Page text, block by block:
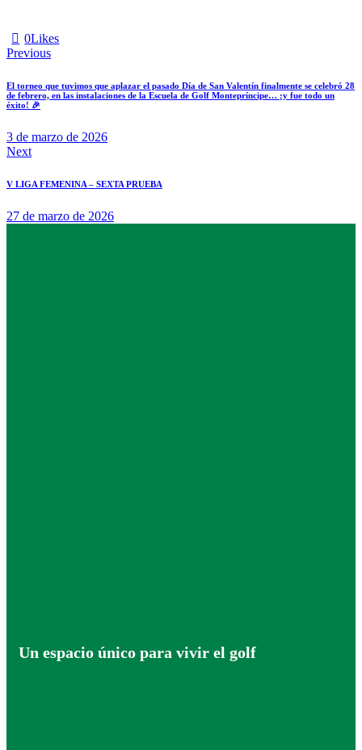
0Likes
Previous
El torneo que tuvimos que aplazar el pasado Día de San Valentín finalmente se celebró 28
de febrero, en las instalaciones de la Escuela de Golf Montepríncipe… ¡y fue todo un
éxito! 🎉
3 de marzo de 2026
Next
V LIGA FEMENINA – SEXTA PRUEBA
27 de marzo de 2026
Un espacio único para vivir el golf